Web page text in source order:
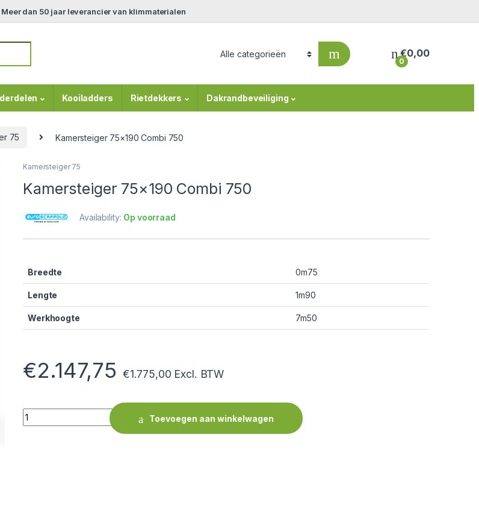
Meer dan 50 jaar leverancier van klimmaterialen
0
€0,00
Kooiladders Rietdekkers Dakrandbeveiliging
75 Kamersteiger 75×190 Combi 750
Kamersteiger 75
Kamersteiger 75×190 Combi 750
Availability: Op voorraad
Breedte 0m75
Lengte 1m90
Werkhoogte 7m50
€2.147,75 €1.775,00 Excl. BTW
Quantity
Toevoegen aan winkelwagen